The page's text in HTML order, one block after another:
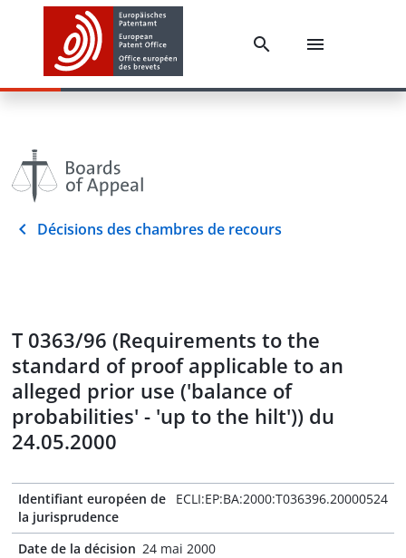
Décisions des chambres de recours
T 0363/96 (Requirements to the
standard of proof applicable to an
alleged prior use ('balance of
probabilities' - 'up to the hilt')) du
24.05.2000
Identifiant européen de
la jurisprudence
ECLI:EP:BA:2000:T036396.20000524
Date de la décision 24 mai 2000